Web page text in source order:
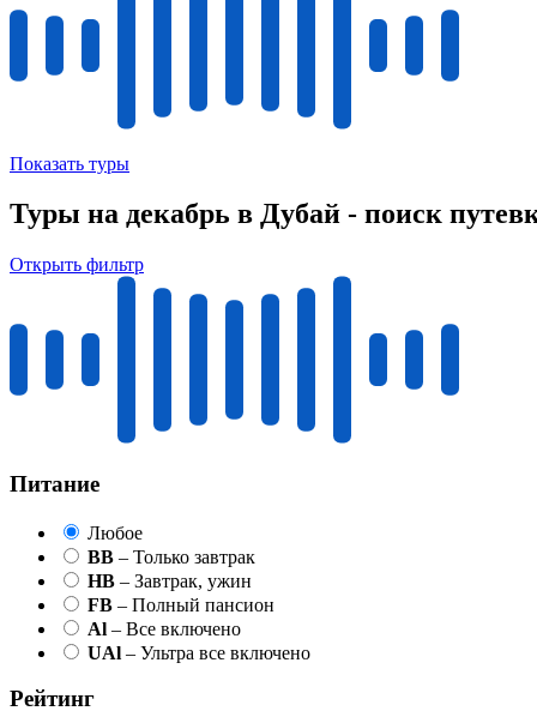
Показать туры
Туры на декабрь в Дубай - поиск
Открыть фильтр
Питание
Любое
BB – Только завтрак
HB – Завтрак, ужин
FB – Полный пансион
Al – Все включено
UAl – Ультра все включено
Рейтинг